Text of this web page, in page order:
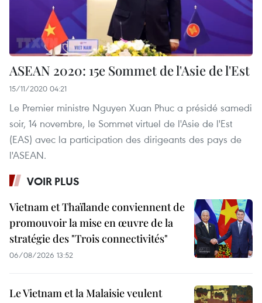
ASEAN 2020: 15e Sommet de l'Asie de l'Est
15/11/2020 04:21
Le Premier ministre Nguyen Xuan Phuc a présidé samedi
soir, 14 novembre, le Sommet virtuel de l'Asie de l'Est
(EAS) avec la participation des dirigeants des pays de
l'ASEAN.
VOIR PLUS
Vietnam et Thaïlande conviennent de
promouvoir la mise en œuvre de la
stratégie des "Trois connectivités"
06/08/2026 13:52
Le Vietnam et la Malaisie veulent